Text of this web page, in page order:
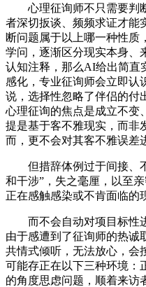
心理征询师不只需要判断
者深切扳谈、频频求证才能
断问题属于以上哪一种性质
学问，逐渐区分现实本身、
认知注释，那么AI给出简直
感化，专业征询师会立即认
说，选择性忽略了伴侣的付
心理征询的焦点是成立不变
提是基于客不雅现实，而非
而，更不会对其客不雅误差
但措辞体例过于间接、不
和干涉”，失之毫厘，以至
正在感触感染或不肯面临的
而不会自动对项目标性
由于感遭到了征询师的热诚
共情式倾听，无法放心，会
可能存正在以下三种环境：
的角度思虑问题，顺着来访